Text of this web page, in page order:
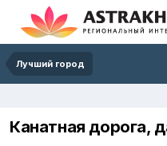
Лучший город
Канатная дорога,